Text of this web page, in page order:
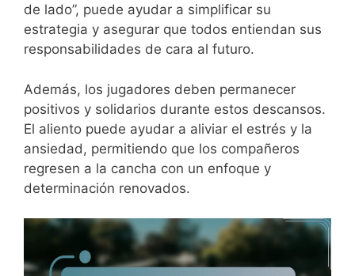
de lado”, puede ayudar a simplificar su
estrategia y asegurar que todos entiendan sus
responsabilidades de cara al futuro.
Además, los jugadores deben permanecer
positivos y solidarios durante estos descansos.
El aliento puede ayudar a aliviar el estrés y la
ansiedad, permitiendo que los compañeros
regresen a la cancha con un enfoque y
determinación renovados.